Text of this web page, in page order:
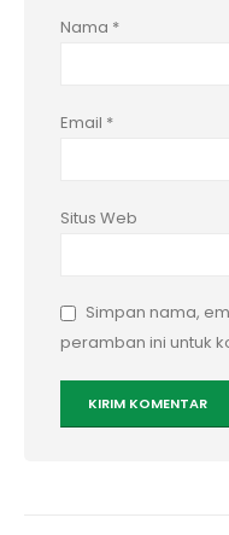
Nama *
Email *
Situs Web
Simpan nama,
peramban ini untuk